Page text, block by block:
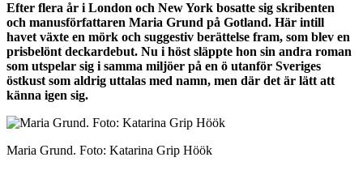
Efter flera år i London och New York bosatte sig skribenten
och manusförfattaren Maria Grund på Gotland. Här intill
havet växte en mörk och suggestiv berättelse fram, som blev en
prisbelönt deckardebut. Nu i höst släppte hon sin andra roman
som utspelar sig i samma miljöer på en ö utanför Sveriges
östkust som aldrig uttalas med namn, men där det är lätt att
känna igen sig.
Maria Grund. Foto: Katarina Grip Höök